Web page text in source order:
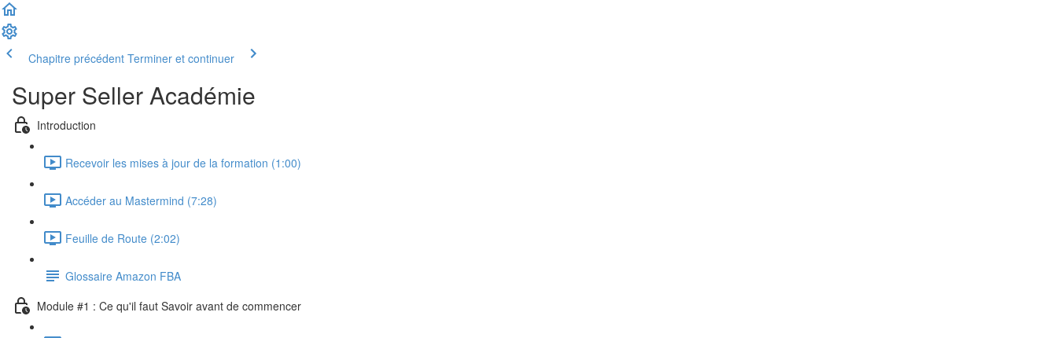
Chapitre précédent Terminer et continuer
Super Seller Académie
Introduction
Recevoir les mises à jour de la formation (1:00)
Accéder au Mastermind (7:28)
Feuille de Route (2:02)
Glossaire Amazon FBA
Module #1 : Ce qu'il faut Savoir avant de commencer